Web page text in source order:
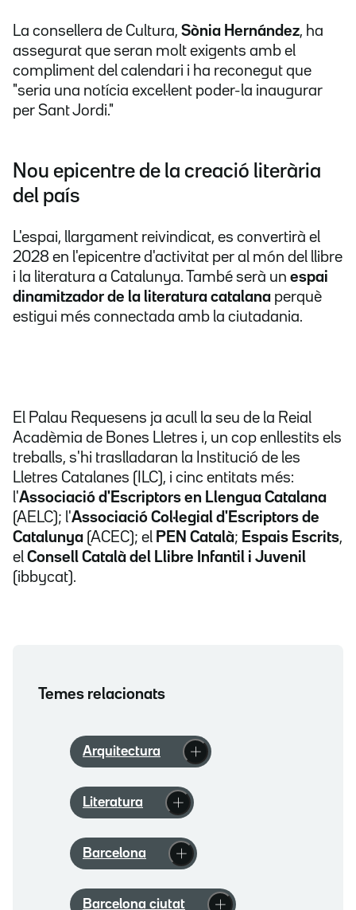
La consellera de Cultura, Sònia Hernández, ha
assegurat que seran molt exigents amb el
compliment del calendari i ha reconegut que
"seria una notícia excel·lent poder-la inaugurar
per Sant Jordi."
Nou epicentre de la creació literària
del país
L'espai, llargament reivindicat, es convertirà el
2028 en l'epicentre d'activitat per al món del llibre
i la literatura a Catalunya. També serà un espai
dinamitzador de la literatura catalana perquè
estigui més connectada amb la ciutadania.
El Palau Requesens ja acull la seu de la Reial
Acadèmia de Bones Lletres i, un cop enllestits els
treballs, s'hi traslladaran la Institució de les
Lletres Catalanes (ILC), i cinc entitats més:
l'Associació d'Escriptors en Llengua Catalana
(AELC); l'Associació Col·legial d'Escriptors de
Catalunya (ACEC); el PEN Català; Espais Escrits,
el Consell Català del Llibre Infantil i Juvenil
(ibbycat).
Temes relacionats
Arquitectura
Literatura
Barcelona
Barcelona ciutat